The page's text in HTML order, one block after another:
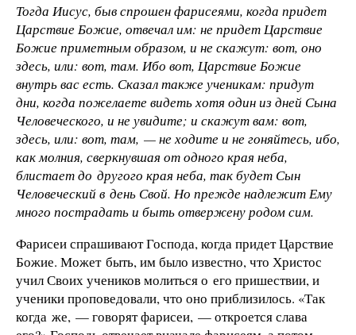
Тогда Иисус, быв спрошен фарисеями, когда придет
Царствие Божие, отвечал им: не придет Царствие
Божие приметным образом, и не скажут: вот, оно
здесь, или: вот, там. Ибо вот, Царствие Божие
внутрь вас есть. Сказал также ученикам: придут
дни, когда пожелаете видеть хотя один из дней Сына
Человеческого, и не увидите; и скажут вам: вот,
здесь, или: вот, там, — не ходите и не гоняйтесь, ибо,
как молния, сверкнувшая от одного края неба,
блистает до другого края неба, так будет Сын
Человеческий в день Свой. Но прежде надлежит Ему
много пострадать и быть отвержену родом сим.
Фарисеи спрашивают Господа, когда придет Царствие
Божие. Может быть, им было известно, что Христос
учил Своих учеников молиться о его пришествии, и
ученики проповедовали, что оно приблизилось. «Так
когда же, — говорят фарисеи, — откроется слава